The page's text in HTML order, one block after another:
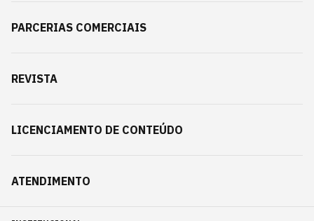
PARCERIAS COMERCIAIS
REVISTA
LICENCIAMENTO DE CONTEÚDO
ATENDIMENTO